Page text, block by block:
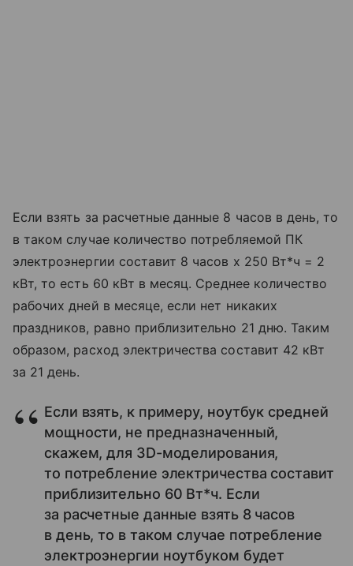
Если взять за расчетные данные 8 часов в день, то
в таком случае количество потребляемой ПК
электроэнергии составит 8 часов х 250 Вт*ч = 2
кВт, то есть 60 кВт в месяц. Среднее количество
рабочих дней в месяце, если нет никаких
праздников, равно приблизительно 21 дню. Таким
образом, расход электричества составит 42 кВт
за 21 день.
Если взять, к примеру, ноутбук средней
мощности, не предназначенный,
скажем, для 3D-моделирования,
то потребление электричества составит
приблизительно 60 Вт*ч. Если
за расчетные данные взять 8 часов
в день, то в таком случае потребление
электроэнергии ноутбуком будет